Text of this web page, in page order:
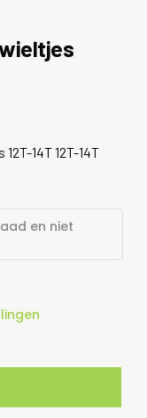
14T 12T-14T
en niet